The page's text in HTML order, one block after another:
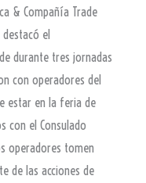
& Compañía Trade
destacó el
durante tres jornadas
con operadores del
estar en la feria de
con el Consulado
operadores tomen
de las acciones de